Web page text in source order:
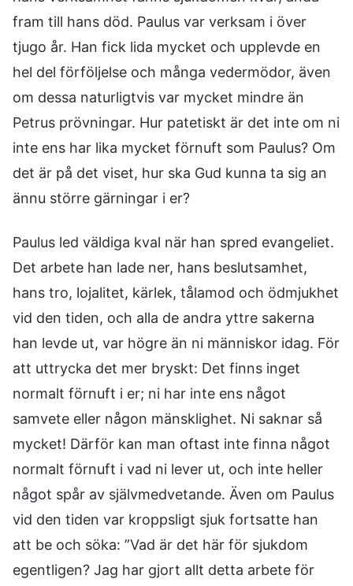
fram till hans död. Paulus var verksam i över
tjugo år. Han fick lida mycket och upplevde en
hel del förföljelse och många vedermödor, även
om dessa naturligtvis var mycket mindre än
Petrus prövningar. Hur patetiskt är det inte om ni
inte ens har lika mycket förnuft som Paulus? Om
det är på det viset, hur ska Gud kunna ta sig an
ännu större gärningar i er?
Paulus led väldiga kval när han spred evangeliet.
Det arbete han lade ner, hans beslutsamhet,
hans tro, lojalitet, kärlek, tålamod och ödmjukhet
vid den tiden, och alla de andra yttre sakerna
han levde ut, var högre än ni människor idag. För
att uttrycka det mer bryskt: Det finns inget
normalt förnuft i er; ni har inte ens något
samvete eller någon mänsklighet. Ni saknar så
mycket! Därför kan man oftast inte finna något
normalt förnuft i vad ni lever ut, och inte heller
något spår av självmedvetande. Även om Paulus
vid den tiden var kroppsligt sjuk fortsatte han
att be och söka: ”Vad är det här för sjukdom
egentligen? Jag har gjort allt detta arbete för